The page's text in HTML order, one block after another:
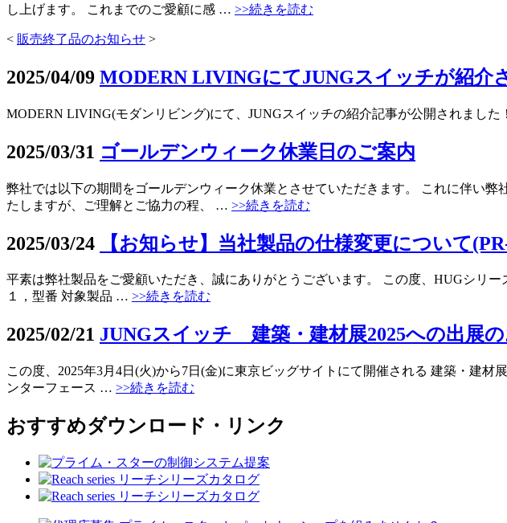
し上げます。 これまでのご愛顧に感 … >>続きを読む
< 販売終了品のお知らせ >
2025/04/09 MODERN LIVINGにてJUNGスイッチが紹介
MODERN LIVING(モダンリビング)にて、JUNGスイッチの紹介記事が公開されました
2025/03/31 ゴールデンウィーク休業日のご案内
弊社では以下の期間をゴールデンウィーク休業とさせていただきます。 これに伴い
たしますが、ご理解とご協力の程、 … >>続きを読む
2025/03/24 【お知らせ】当社製品の仕様変更について
平素は弊社製品をご愛顧いただき、誠にありがとうございます。 この度、HUGシリ
１，型番 対象製品 … >>続きを読む
2025/02/21 JUNGスイッチ 建築・建材展2025への出展
この度、2025年3月4日(火)から7日(金)に東京ビッグサイトにて開催される 建築・建
ンターフェース … >>続きを読む
おすすめダウンロード・リンク